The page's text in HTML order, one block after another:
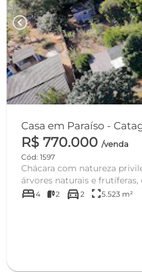
chevron_left
Casa em Paraíso -
R$ 770.000 /venda
Cód: 1597
Chácara com natureza
árvores naturais e frutíferas,
bed4 2 directions_car 2 fullscreen5.523 m²